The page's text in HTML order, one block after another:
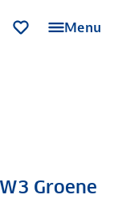
Menu
Groene